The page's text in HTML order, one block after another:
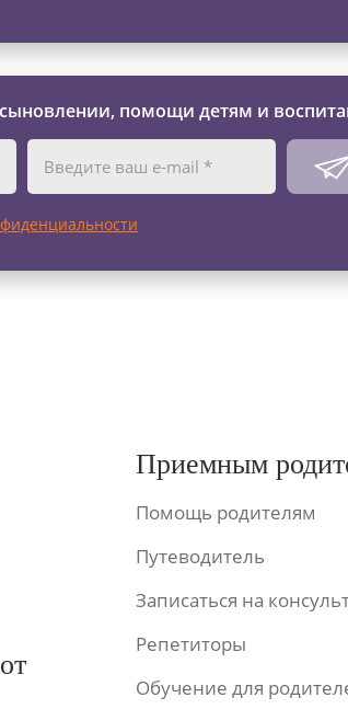
помощи детям и
Приемным
Помощь родителям
Путеводитель
Записаться на
Репетиторы
Обучение для